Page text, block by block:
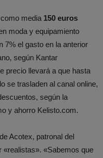
media 150 euros
moda y equipamiento
7% el gasto en la anterior
según Kantar
precio llevará a que hasta
se trasladen al canal online,
según la
y ahorro Kelisto.com.
Acotex, patronal del
«Sabemos que